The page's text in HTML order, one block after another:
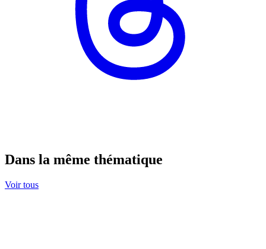
Dans la même thématique
Voir tous